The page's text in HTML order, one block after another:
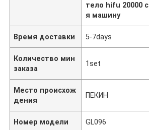
тело hifu 20000
я машину
Время доставки 5-7days
Количество мин
заказа
1set
Место происхож
дения
ПЕКИН
Номер модели GL096